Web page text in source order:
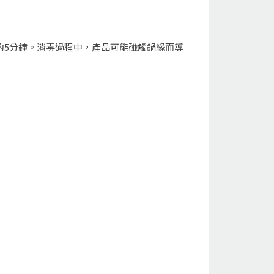
分鐘。消毒過程中，產品可能碰觸鍋緣而導